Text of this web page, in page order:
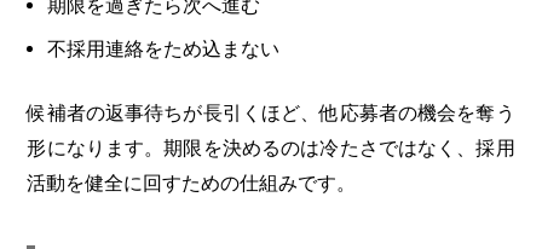
期限を過ぎたら次へ進む
不採用連絡をため込まない
候補者の返事待ちが長引くほど、他応募者の機会を奪う
形になります。期限を決めるのは冷たさではなく、採用
活動を健全に回すための仕組みです。